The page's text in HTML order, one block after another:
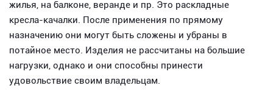
жилья, на балконе, веранде и пр. Это раскладные
кресла-качалки. После применения по прямому
назначению они могут быть сложены и убраны в
потайное место. Изделия не рассчитаны на большие
нагрузки, однако и они способны принести
удовольствие своим владельцам.